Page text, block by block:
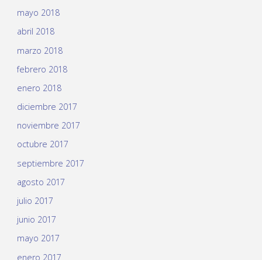
mayo 2018
abril 2018
marzo 2018
febrero 2018
enero 2018
diciembre 2017
noviembre 2017
octubre 2017
septiembre 2017
agosto 2017
julio 2017
junio 2017
mayo 2017
enero 2017